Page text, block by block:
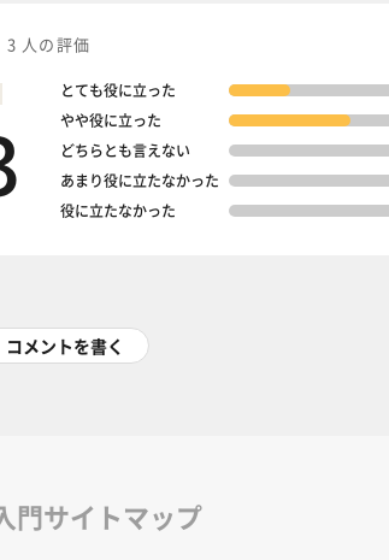
3 人の評価
とても役に立った
やや役に立った
どちらとも言えない
あまり役に立たなかった
役に立たなかった
コメントを書く
門サイトマップ